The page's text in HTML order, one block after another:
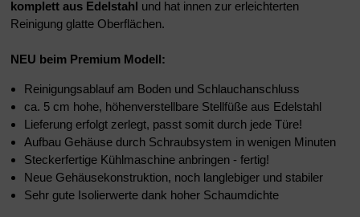
komplett aus Edelstahl und hat innen zur erleichterten
Reinigung glatte Oberflächen.
NEU beim Premium Modell:
Reinigungsablauf am Boden und Schlauchanschluss
ca. 5 cm hohe, höhenverstellbare Stellfüße aus Edelstahl
Lieferung erfolgt zerlegt, passt somit durch jede Türe!
Aufbau Gehäuse durch Schraubsystem in wenigen Minuten
Steckerfertige Kühlmaschine anbringen - fertig!
Neue Gehäusekonstruktion, noch langlebiger und stabiler
Sehr gute Isolierwerte dank hoher Schaumdichte